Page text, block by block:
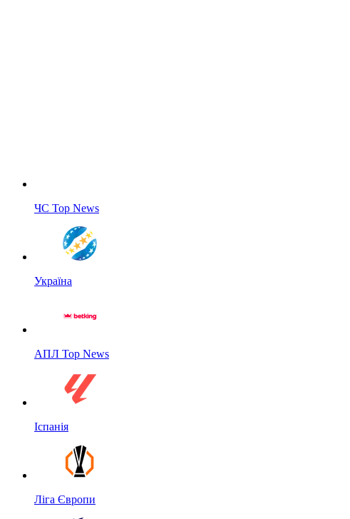
ЧС Top News
Україна
АПЛ Top News
Іспанія
Ліга Європи